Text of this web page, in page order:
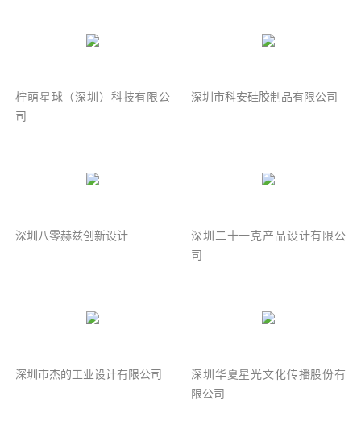
柠萌星球（深圳）科技有限公
司
深圳市科安硅胶制品有限公司
深圳八零赫兹创新设计
深圳二十一克产品设计有限公
司
深圳市杰的工业设计有限公司
深圳华夏星光文化传播股份有
限公司